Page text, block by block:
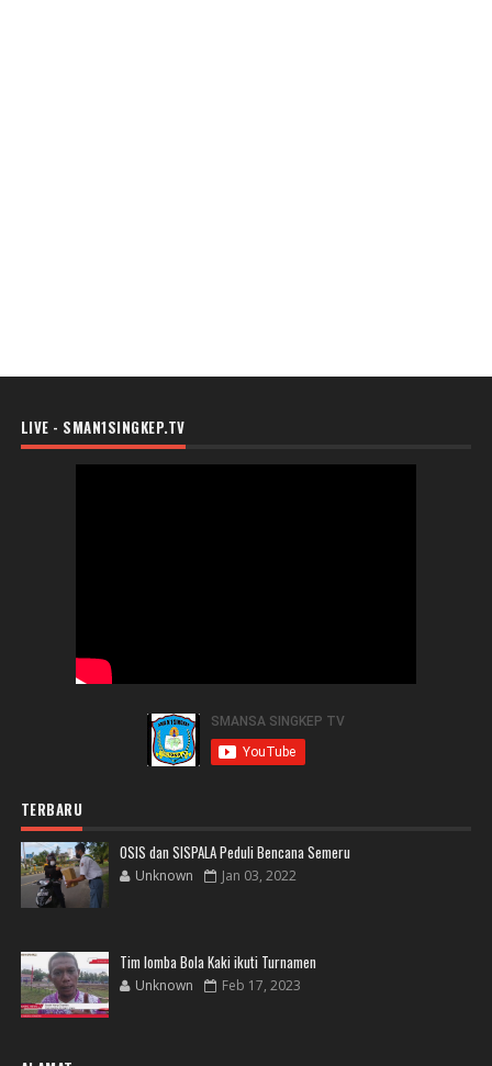
LIVE - SMAN1SINGKEP.TV
TERBARU
OSIS dan SISPALA Peduli Bencana Semeru
Unknown Jan 03, 2022
Tim lomba Bola Kaki ikuti Turnamen
Unknown Feb 17, 2023